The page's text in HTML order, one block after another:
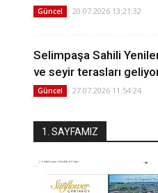
Güncel 20.07.2026 13:21:32
Selimpaşa Sahili
ve seyir terasları
Güncel 27.07.2026 11:54:24
1. SAYFAMIZ